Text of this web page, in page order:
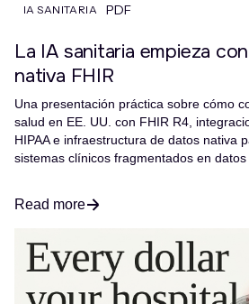
IA SANITARIA PDF
La IA sanitaria empieza
nativa FHIR
Una presentación práctica sobre cómo
salud en EE. UU. con FHIR R4,
HIPAA e infraestructura de datos nativa
sistemas clínicos fragmentados en datos
Read more